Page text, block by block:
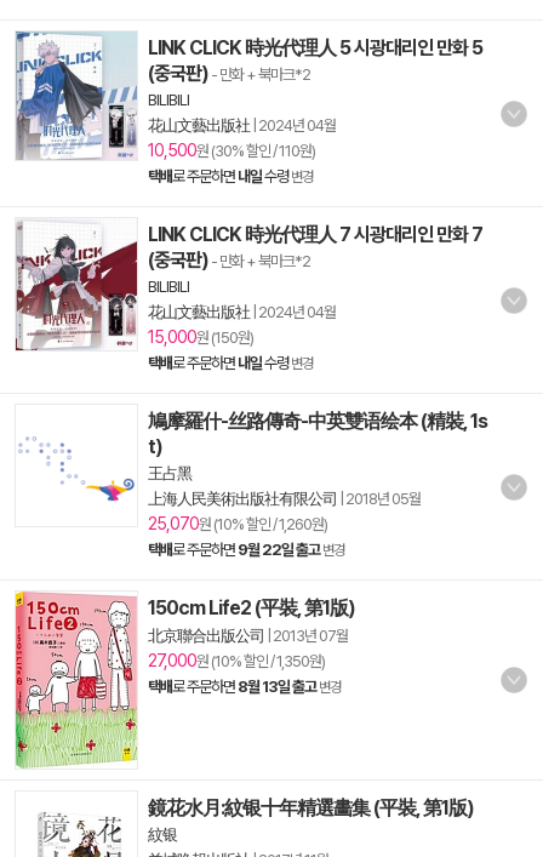
LINK CLICK 時光代理人 5 시광대리인 만화 5
(중국판) - 만화 + 북마크*2
BILIBILI
花山文藝出版社 2024년 04월
10,500원 (30% 할인 / 110원)
택배로 주문하면 내일수령 변경
LINK CLICK 時光代理人 7 시광대리인 만화 7
(중국판) - 만화 + 북마크*2
BILIBILI
花山文藝出版社 2024년 04월
15,000원 (150원)
택배로 주문하면 내일수령 변경
鳩摩羅什-丝路傳奇-中英雙语绘本 (精裝, 1s
t)
王占黑
上海人民美術出版社有限公司
2018년 05월
25,070원 (10% 할인 / 1,260원)
택배로 주문하면 9월 22일 출고 변경
150cm Life2 (平裝, 第1版)
北京聯合出版公司 2013년 07월
27,000원 (10% 할인 / 1,350원)
택배로 주문하면 8월 13일 출고 변경
鏡花水月:紋银十年精選畵集 (平裝, 第1版)
紋银